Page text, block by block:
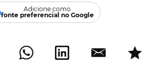
Adicione como
fonte preferencial no Google